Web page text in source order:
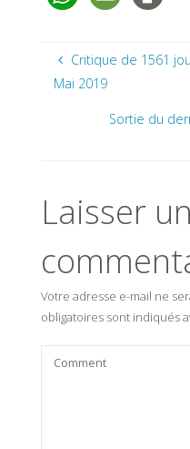
Critique de 1561
Mai 2019
Sortie du
Laisser un
Votre adresse e-mail ne
obligatoires sont indiqués